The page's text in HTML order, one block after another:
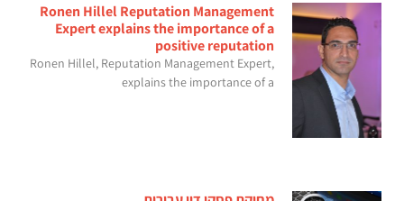
Ronen Hillel Reputation Management
Expert explains the importance of a
positive reputation
Ronen Hillel, Reputation Management Expert,
explains the importance of a